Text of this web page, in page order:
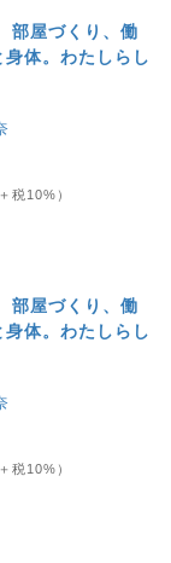
部屋づくり、働
体。わたしらし
税10%）
部屋づくり、働
体。わたしらし
税10%）